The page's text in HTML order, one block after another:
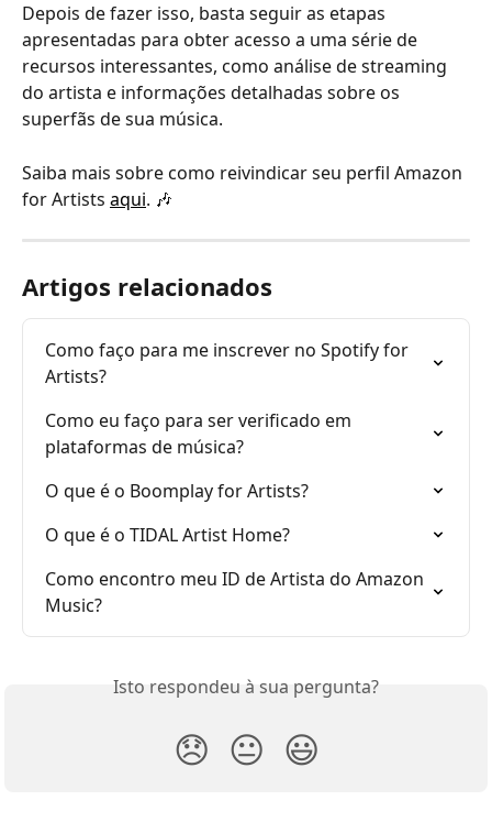
Depois de fazer isso, basta seguir as etapas
apresentadas para obter acesso a uma série de
recursos interessantes, como análise de streaming
do artista e informações detalhadas sobre os
superfãs de sua música.
Saiba mais sobre como reivindicar seu perfil Amazon
for Artists aqui. 🎶
Artigos relacionados
Como faço para me inscrever no Spotify for
Artists?
Como eu faço para ser verificado em
plataformas de música?
O que é o Boomplay for Artists?
O que é o TIDAL Artist Home?
Como encontro meu ID de Artista do Amazon
Music?
Isto respondeu à sua pergunta?
😞 😐 😃